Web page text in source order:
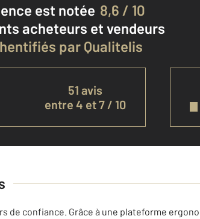
est notée 8,6 / 10
acheteurs et vendeurs
par Qualitelis
51 avis
entre 4 et 7 / 10
de confiance. Grâce à une plateforme